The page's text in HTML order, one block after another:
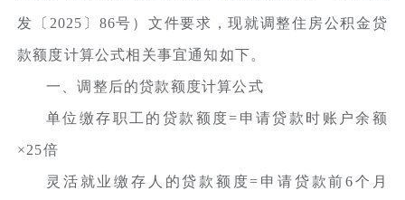
发〔2025〕86号）文件要求，现就调整住房公积金贷
款额度计算公式相关事宜通知如下。
一、调整后的贷款额度计算公式
单位缴存职工的贷款额度=申请贷款时账户余额
×25倍
灵活就业缴存人的贷款额度=申请贷款前6个月